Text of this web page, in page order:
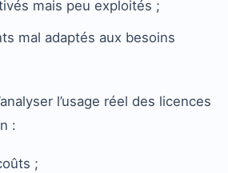
mais peu exploités ;
mal adaptés aux besoins
l’usage réel des licences
:
;